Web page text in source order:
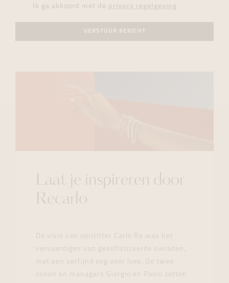
Ik ga akkoord met de privacy regelgeving
VERSTUUR BERICHT
Laat je inspireren door
Recarlo
De visie van oprichter Carlo Re was het
vervaardigen van gesofisticeerde sieraden,
met een verfijnd oog voor luxe. De twee
zonen en managers Giorgio en Paolo zetten